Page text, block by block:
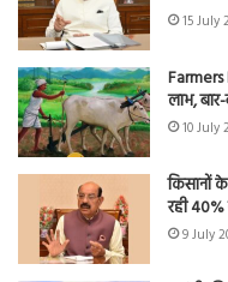
15 July
Farmers
लाभ,
10 July
किसानों
रही
9 July